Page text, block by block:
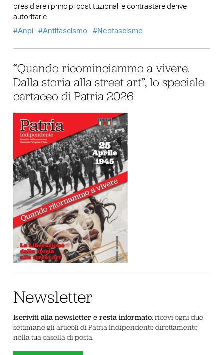
presidiare i principi costituzionali e contrastare derive
autoritarie
Anpi
Antifascismo Neofascismo
“Quando ricominciammo a vivere.
Dalla storia alla street art”, lo speciale
cartaceo di Patria 2026
Newsletter
Iscriviti alla newsletter e resta informato: ricevi ogni due
settimane gli articoli di Patria Indipendente direttamente
nella tua casella di posta.